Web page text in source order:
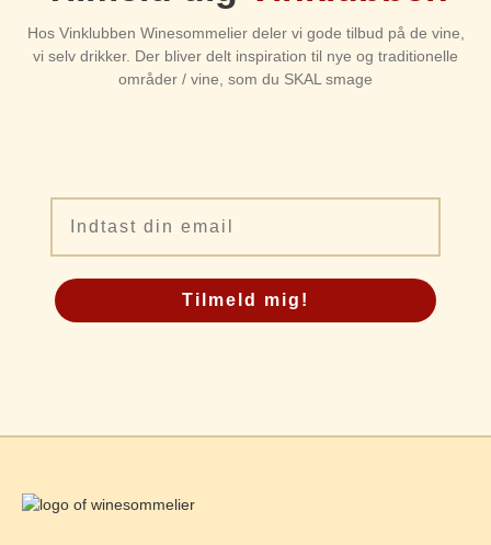
Hos Vinklubben Winesommelier deler vi gode tilbud på de vine,
vi selv drikker. Der bliver delt inspiration til nye og traditionelle
områder / vine, som du SKAL smage
Tilmeld mig!